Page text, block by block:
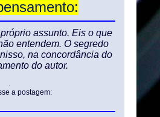
assunto. Eis o que
entendem. O segredo
na concordância do
do autor.
.
a postagem: